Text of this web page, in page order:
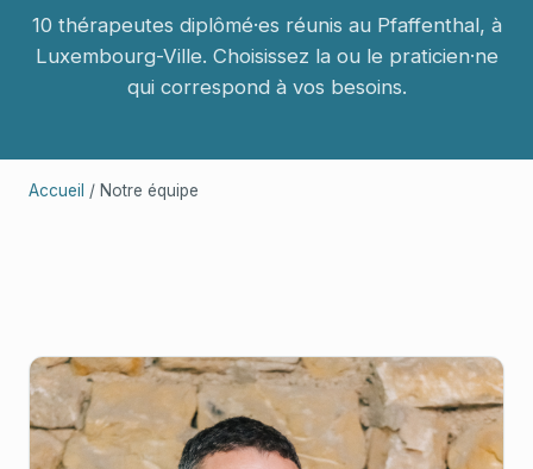
10 thérapeutes diplômé·es réunis au Pfaffenthal, à
Luxembourg-Ville. Choisissez la ou le praticien·ne
qui correspond à vos besoins.
Accueil / Notre équipe